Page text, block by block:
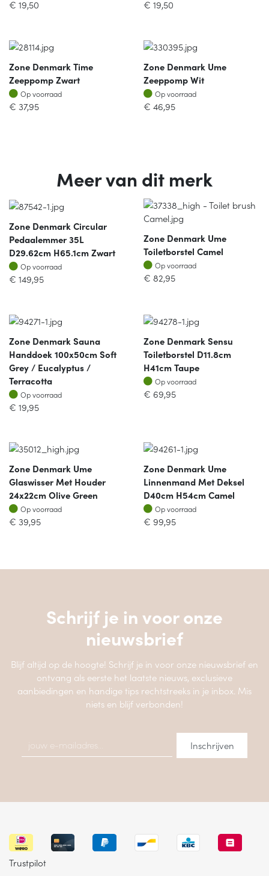
€ 19,50 € 19,50
Zone Denmark Time
Zeeppomp Zwart
Op voorraad
Op voorraad
€ 37,95
Zone Denmark Ume
Zeeppomp Wit
Op voorraad
Op voorraad
€ 46,95
Meer van dit merk
Zone Denmark Circular
Pedaalemmer 35L
D29.62cm H65.1cm Zwart
Op voorraad
Op voorraad
€ 149,95
Zone Denmark Ume
Toiletborstel Camel
Op voorraad
Op voorraad
€ 82,95
Zone Denmark Sauna
Handdoek 100x50cm Soft
Grey / Eucalyptus /
Terracotta
Op voorraad
Op voorraad
€ 19,95
Zone Denmark Sensu
Toiletborstel D11.8cm
H41cm Taupe
Op voorraad
Op voorraad
€ 69,95
Zone Denmark Ume
Glaswisser Met Houder
24x22cm Olive Green
Op voorraad
Op voorraad
€ 39,95
Zone Denmark Ume
Linnenmand Met Deksel
D40cm H54cm Camel
Op voorraad
Op voorraad
€ 99,95
Schrijf je in voor onze
nieuwsbrief
Blijf altijd op de hoogte! Schrijf je in voor onze nieuwsbrief en
ontvang als eerste het laatste nieuws, exclusieve
aanbiedingen en handige tips rechtstreeks in je inbox. Mis
niets en blijf verbonden!
Trustpilot